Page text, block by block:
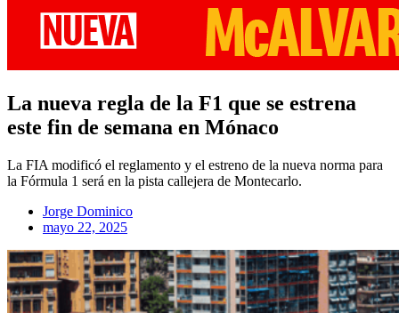
La nueva regla de la F1 que se estrena
este fin de semana en Mónaco
La FIA modificó el reglamento y el estreno de la nueva norma para
la Fórmula 1 será en la pista callejera de Montecarlo.
Jorge Dominico
mayo 22, 2025